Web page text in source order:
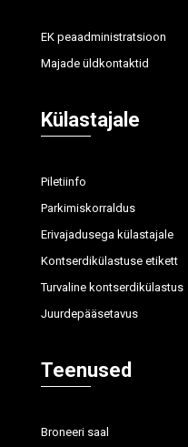
EK peaadministratsioon
Majade üldkontaktid
Külastajale
Piletiinfo
Parkimiskorraldus
Erivajadusega külastajale
Kontserdikülastuse etikett
Turvaline kontserdikülastus
Juurdepääsetavus
Teenused
Broneeri saal